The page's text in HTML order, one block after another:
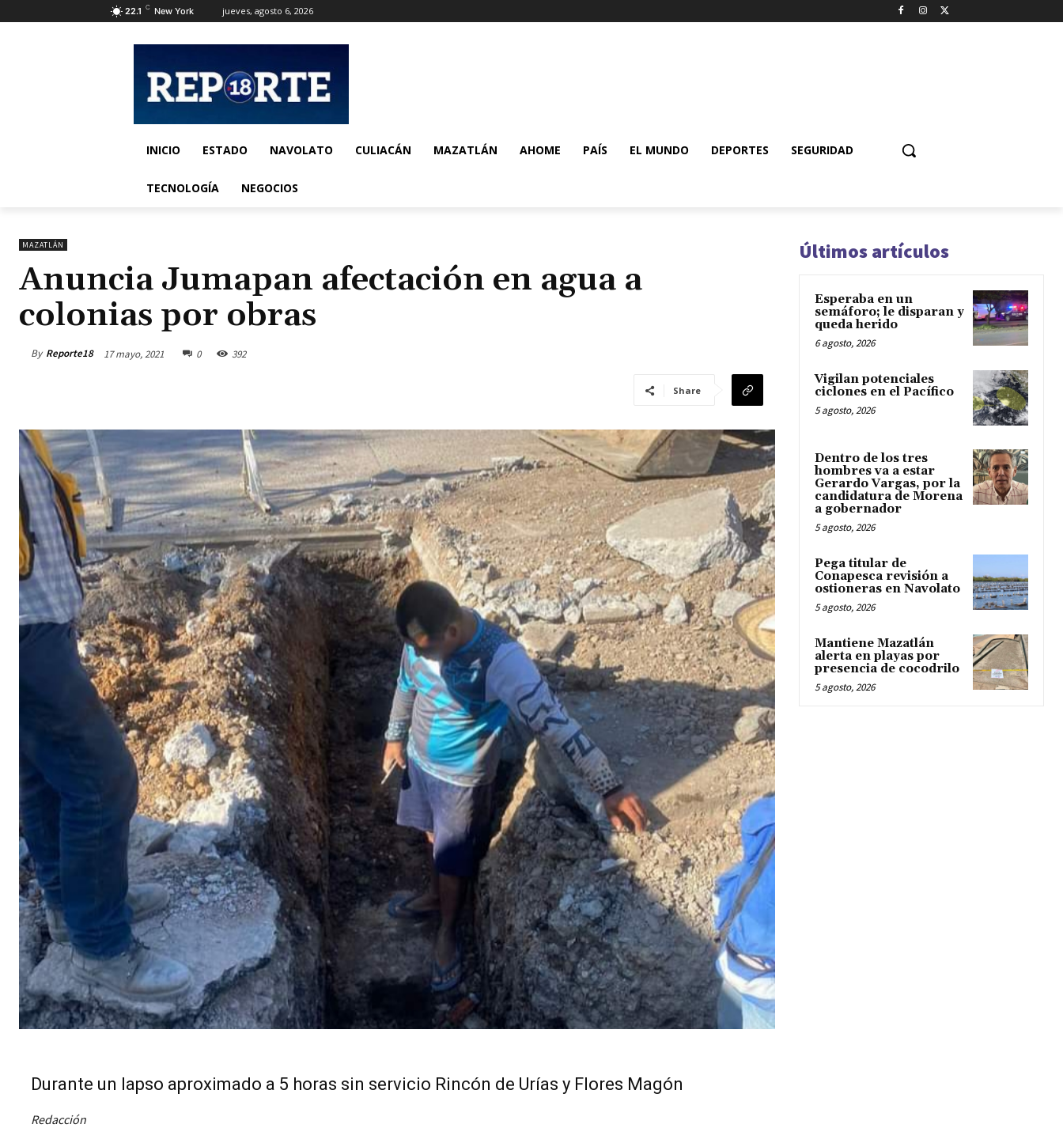
22.1 C New York jueves, agosto 6, 2026
INICIO ESTADO NAVOLATO CULIACÁN MAZATLÁN AHOME PAÍS EL MUNDO DEPORTES SEGURIDAD
TECNOLOGÍA NEGOCIOS
MAZATLÁN
Anuncia Jumapan afectación en agua a
colonias por obras
By Reporte18 17 mayo, 2021 0 392
Share
Durante un lapso aproximado a 5 horas sin servicio Rincón de Urías y Flores Magón
Redacción
Últimos artículos
Esperaba en un
semáforo; le disparan y
queda herido
6 agosto, 2026
Vigilan potenciales
ciclones en el Pacífico
5 agosto, 2026
Dentro de los tres
hombres va a estar
Gerardo Vargas, por la
candidatura de Morena
a gobernador
5 agosto, 2026
Pega titular de
Conapesca revisión a
ostioneras en Navolato
5 agosto, 2026
Mantiene Mazatlán
alerta en playas por
presencia de cocodrilo
5 agosto, 2026